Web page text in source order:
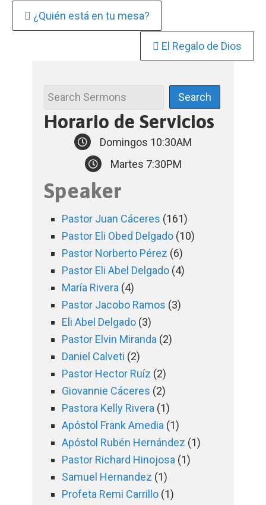
Continue
¿Quién está en tu mesa?
El Regalo de Dios
Horario de Servicios
Domingos 10:30AM
Martes 7:30PM
Speaker
Pastor Juan Cáceres (161)
Pastor Eli Obed Delgado (10)
Pastor Norberto Pérez (6)
Pastor Eli Abel Delgado (4)
María Rivera (4)
Pastor Jacobo Ramos (3)
Eli Abel Delgado (3)
Pastor Elvin Miranda (2)
Daniel Calveti (2)
Pastor Hector Ruíz (2)
Giovannie Cáceres (2)
Pastora Kelly Rivera (1)
Apóstol Frank Amedia (1)
Apóstol Rubén Hernández (1)
Pastor Richard Hinojosa (1)
Samuel Hernandez (1)
Profeta Remi Carrillo (1)